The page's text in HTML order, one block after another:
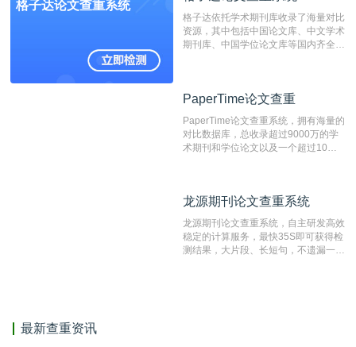
测时注意填写第一作者,才能排除已发
表文献复制比。（限制字符数1万）
格子达论文查重系统
格子达依托学术期刊库收录了海量对比
资源，其中包括中国论文库、中文学术
期刊库、中国学位论文库等国内齐全的
系统，可检测中文、英文两种语言的论
PaperTime论文查重
PaperTime论文查重系统，拥有海量的
对比数据库，总收录超过9000万的学
术期刊和学位论文以及一个超过10亿
对，利用指纹索引快速而精准地在云检
有相似的片段，该项技术检测速度快、
准确率高，市场反映良好。
龙源期刊论文查重系统
龙源期刊论文查重系统，自主研发高效
稳定的计算服务，最快35S即可获得检
测结果，大片段、长短句，不遗漏一处
最新查重资讯